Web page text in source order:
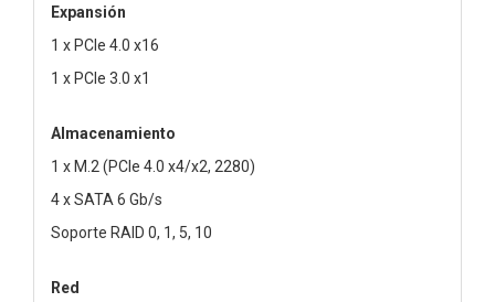
Expansión
1 x PCIe 4.0 x16
1 x PCIe 3.0 x1
Almacenamiento
1 x M.2 (PCIe 4.0 x4/x2, 2280)
4 x SATA 6 Gb/s
Soporte RAID 0, 1, 5, 10
Red